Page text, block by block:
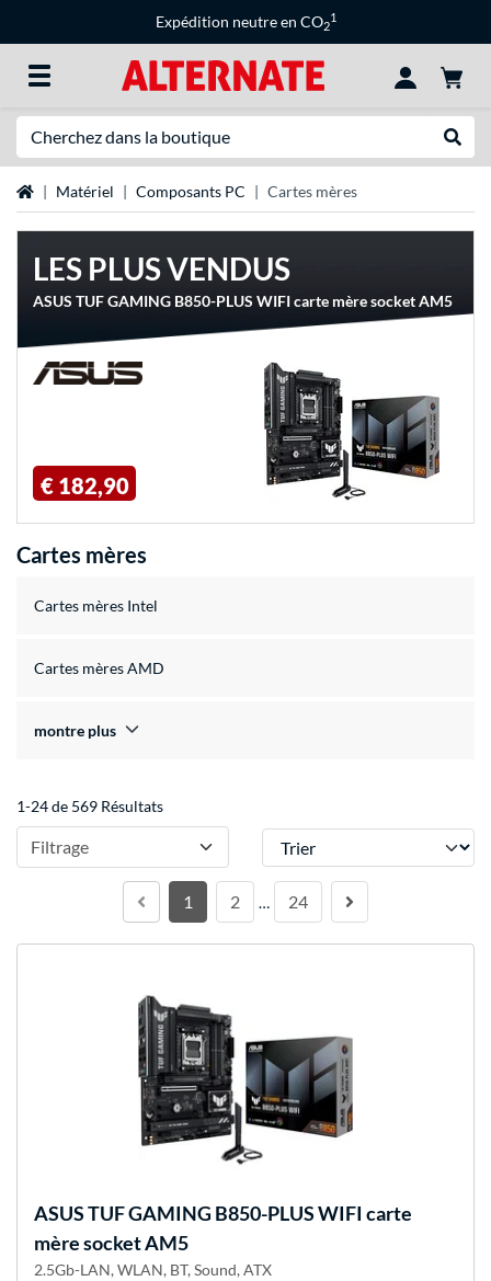
Expédition neutre en CO2
1
Page d'accueil
Matériel Composants PC Cartes mères
LES PLUS VENDUS
ASUS TUF GAMING B850-PLUS WIFI carte mère socket AM5
€ 182,90
Cartes mères
Cartes mères Intel
Cartes mères AMD
montre plus
1-24 de 569 Résultats
Filtrage Trier
1 2 … 24
ASUSTUF GAMING B850-PLUS WIFI carte
mère socket AM5
2.5Gb-LAN, WLAN, BT, Sound, ATX